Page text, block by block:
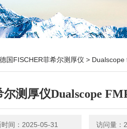
德国FISCHER菲希尔测厚仪 > Dualscope
尔测厚仪Dualscope
间：2025-05-31 访问量：